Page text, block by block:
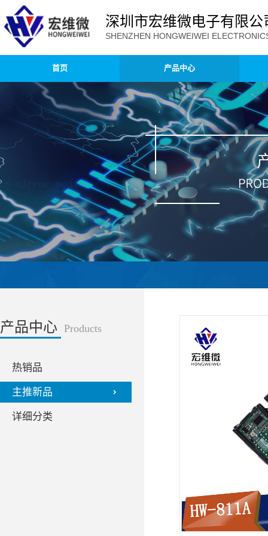
深圳市宏维微电子有限公
SHENZHEN HONGWEIWEI
首页 产品中心
产品中心 Products
热销品
主推新品
详细分类